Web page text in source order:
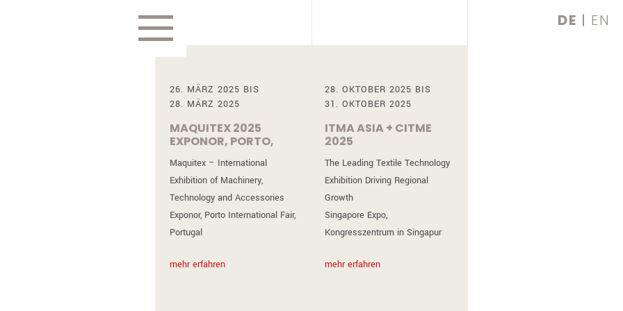
26. MÄRZ 2025 BIS
28. MÄRZ 2025
MAQUITEX 2025
EXPONOR, PORTO,
Maquitex – International
Exhibition of Machinery,
Technology and Accessories
Exponor, Porto International Fair,
Portugal
mehr erfahren
28. OKTOBER 2025 BIS
31. OKTOBER 2025
ITMA ASIA + CITME
2025
SINGAPUR
The Leading Textile Technology
Exhibition Driving Regional
Growth
Singapore Expo,
Kongresszentrum in Singapur
mehr erfahren
DE EN